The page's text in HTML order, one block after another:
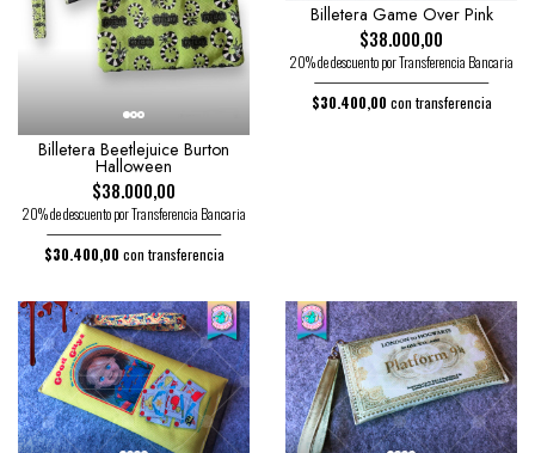
Billetera Beetlejuice Burton
Halloween
$38.000,00
20% de descuento por Transferencia Bancaria
$30.400,00 con transferencia
Billetera Game Over Pink
$38.000,00
20% de descuento por Transferencia Bancaria
$30.400,00 con transferencia